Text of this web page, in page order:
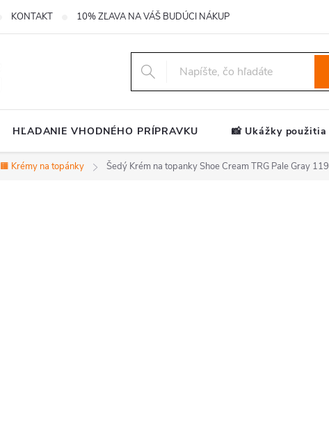
KONTAKT 10% ZĽAVA NA VÁŠ BUDÚCI NÁKUP
HĽADANIE VHODNÉHO PRÍPRAVKU 📸 Ukážky použitia
🟧 Krémy na topánky Šedý Krém na topanky Shoe Cream TRG Pale Gray 119